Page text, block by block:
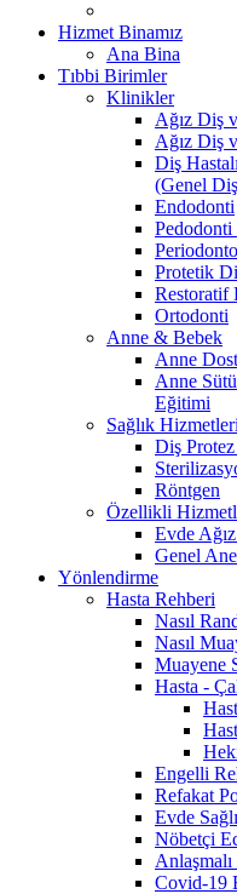
Hizmet Binamız
Ana Bina
Tıbbi Birimler
Klinikler
Ağız Diş
Ağız Diş
Diş
(Genel
Endodonti
Protetik
Restoratif
Ortodonti
Anne & Bebek
Anne
Anne
Eğitimi
Sağlık
Diş Protez
Röntgen
Özellikli
Evde
Genel
Yönlendirme
Hasta Rehberi
Nasıl
Nasıl
Muayene
Hasta -
Engelli
Refakat
Evde
Nöbetçi
Covid-19